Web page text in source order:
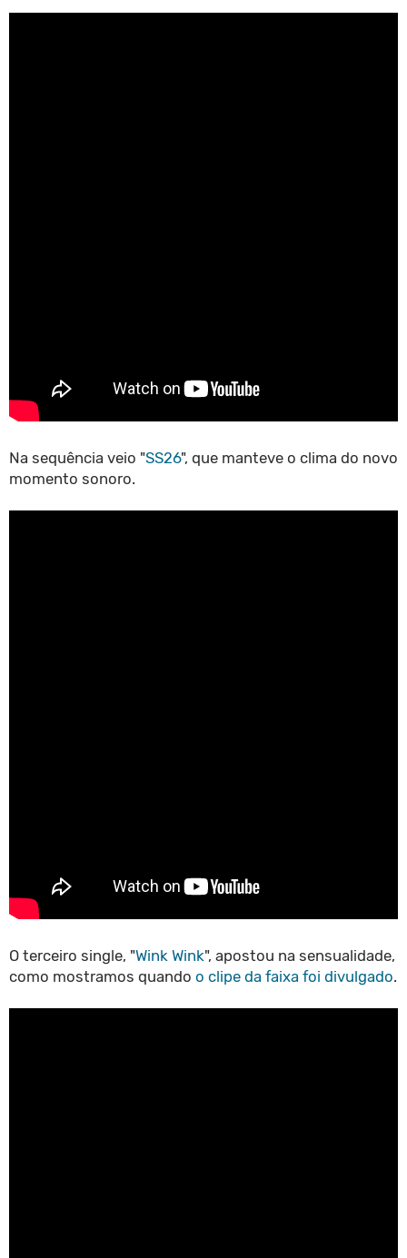
Na sequência veio "SS26", que manteve o clima do novo
momento sonoro.
O terceiro single, "Wink Wink", apostou na sensualidade,
como mostramos quando o clipe da faixa foi divulgado.